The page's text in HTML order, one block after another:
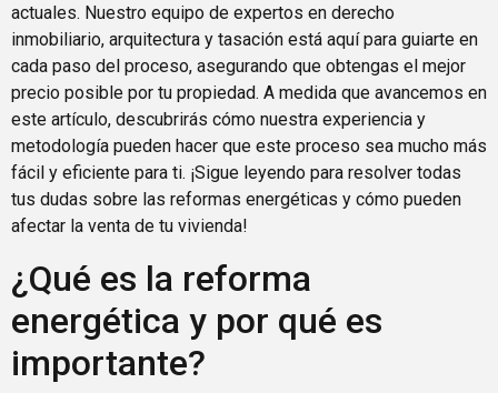
actuales. Nuestro equipo de expertos en derecho
inmobiliario, arquitectura y tasación está aquí para guiarte en
cada paso del proceso, asegurando que obtengas el mejor
precio posible por tu propiedad. A medida que avancemos en
este artículo, descubrirás cómo nuestra experiencia y
metodología pueden hacer que este proceso sea mucho más
fácil y eficiente para ti. ¡Sigue leyendo para resolver todas
tus dudas sobre las reformas energéticas y cómo pueden
afectar la venta de tu vivienda!
¿Qué es la reforma
energética y por qué es
importante?